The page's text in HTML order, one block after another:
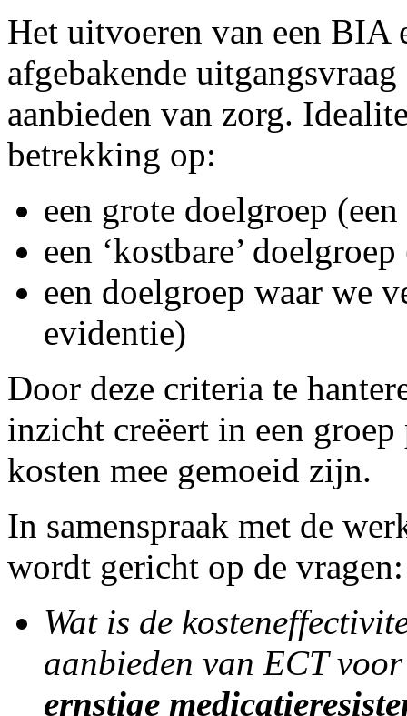
Het uitvoeren van een BIA
afgebakende
aanbieden van zorg.
betrekking op:
een grote doelgroep
een ‘kostbare’
een doelgroep waar we
evidentie)
Door deze criteria te
inzicht creëert in een
kosten mee gemoeid zijn.
In samenspraak met de
wordt gericht op de vragen:
Wat is de
aanbieden van ECT
ernstige